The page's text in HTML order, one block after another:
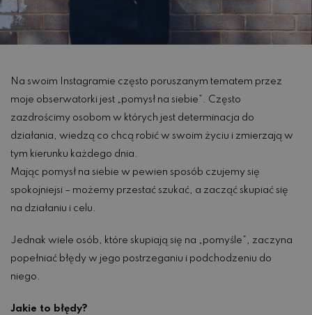
Na swoim Instagramie często poruszanym tematem przez
moje obserwatorki jest „pomysł na siebie”. Często
zazdrościmy osobom w których jest determinacja do
działania, wiedzą co chcą robić w swoim życiu i zmierzają w
tym kierunku każdego dnia.
Mając pomysł na siebie w pewien sposób czujemy się
spokojniejsi – możemy przestać szukać, a zacząć skupiać się
na działaniu i celu.
Jednak wiele osób, które skupiają się na „pomyśle”, zaczyna
popełniać błędy w jego postrzeganiu i podchodzeniu do
niego.
Jakie to błędy?